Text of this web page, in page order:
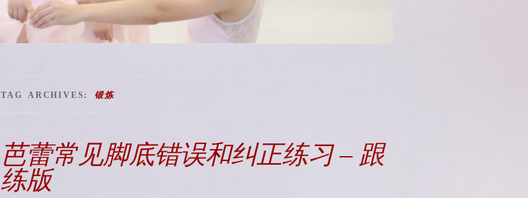
TAG ARCHIVES: 锻炼
芭蕾常见脚底错误和纠正练习 – 跟
练版